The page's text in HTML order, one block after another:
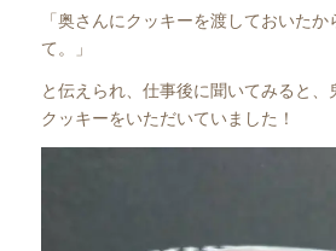
「奥さんにクッキーを渡しておいた
て。」
と伝えられ、仕事後に聞いてみると
クッキーをいただいていました！